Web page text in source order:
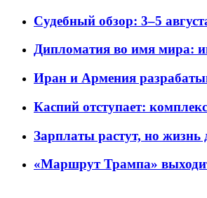
Судебный обзор: 3–5
Дипломатия во имя мира:
Иран и Армения
Каспий отступает:
Зарплаты растут, но жизнь
«Маршрут Трампа»